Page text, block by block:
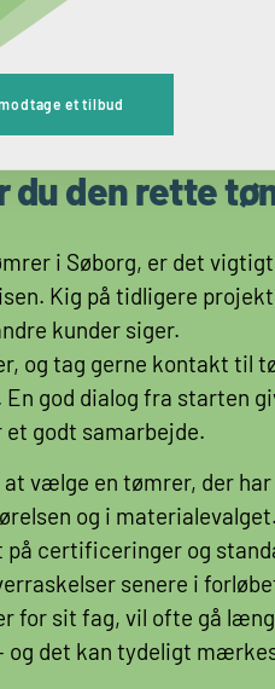
et tilbud
du den rette
i Søborg, er det
Kig på tidligere
kunder siger.
og tag gerne kontakt til
En god dialog fra starten
et godt samarbejde.
at vælge en tømrer, der
og i
certificeringer og
senere i
for sit fag, vil ofte gå
og det kan tydeligt